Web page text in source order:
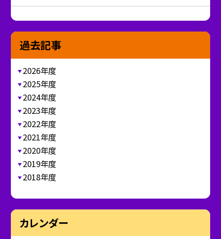
過去記事
2026年度
2025年度
2024年度
2023年度
2022年度
2021年度
2020年度
2019年度
2018年度
カレンダー